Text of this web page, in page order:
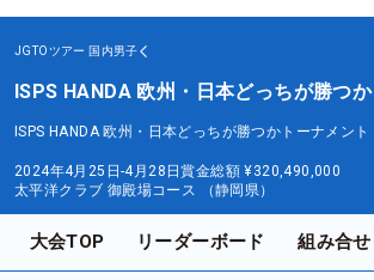
JGTOツアー 国内男子
ISPS HANDA 欧州・日本どっちが勝つ
ISPS HANDA 欧州・日本どっちが勝つかトーナメント
2024年4月25日-4月28日賞金総額 ¥320,490,000
太平洋クラブ 御殿場コース （静岡県）
大会TOP リーダーボード 組み合せ